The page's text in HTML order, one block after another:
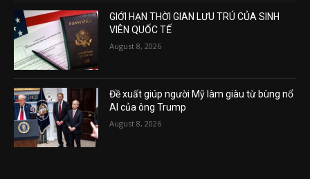
GIỚI HẠN THỜI GIAN LƯU TRÚ CỦA SINH
VIÊN QUỐC TẾ
August 8, 2026
Đề xuất giúp người Mỹ làm giàu từ bùng nổ
AI của ông Trump
August 8, 2026